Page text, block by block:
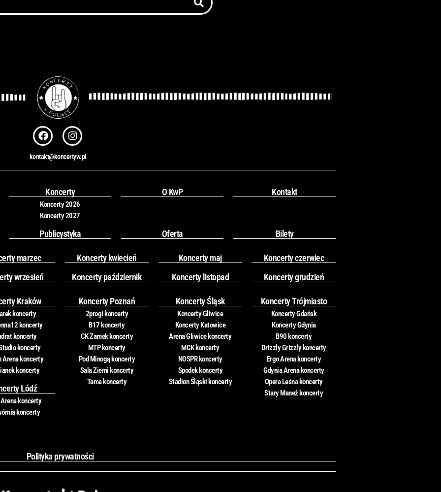
F
a
e
b
o
k
I
n
t
a
r
a
m
kontakt@koncertyw.pl
Koncerty
Koncerty 2026
Koncerty 2027
O KwP Kontakt
Publicystyka Oferta Bilety
marzec Koncerty kwiecień Koncerty maj
Koncerty czerwiec
wrzesień Koncerty październik Koncerty listopad Koncerty grudzień
Kraków
koncerty
koncerty
koncerty
koncerty
Arena koncerty
koncerty
Łódź
koncerty
koncerty
Koncerty Poznań
2progi koncerty
B17 koncerty
CK Zamek koncerty
MTP koncerty
Pod Minogą koncerty
Sala Ziemi koncerty
Tama koncerty
Koncerty Śląsk
Koncerty Gliwice
Koncerty Katowice
Arena Gliwice koncerty
MCK koncerty
NOSPR koncerty
Spodek koncerty
Stadion Śląski koncerty
Koncerty Trójmiasto
Koncerty Gdańsk
Koncerty Gdynia
B90 koncerty
Drizzly Grizzly koncerty
Ergo Arena koncerty
Gdynia Arena koncerty
Opera Leśna koncerty
Stary Maneż koncerty
Polityka prywatności